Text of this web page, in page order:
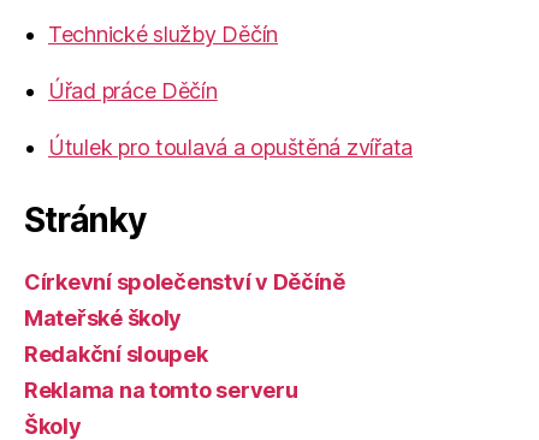
Technické služby Děčín
Úřad práce Děčín
Útulek pro toulavá a opuštěná zvířata
Stránky
Církevní společenství v Děčíně
Mateřské školy
Redakční sloupek
Reklama na tomto serveru
Školy